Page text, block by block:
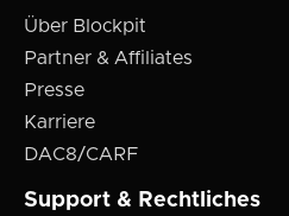
Über Blockpit
Partner & Affiliates
Presse
Karriere
DAC8/CARF
Support & Rechtliches